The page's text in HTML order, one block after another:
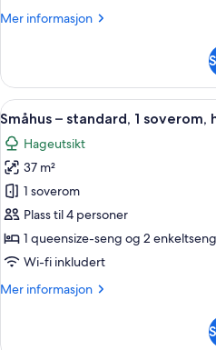
havutsikt
Mer informasjon
Mer
–
standard,
1
soverom,
havutsikt
Åpne
alle
bildene
av
Småhus
–
standard,
1
hageutsikt
6
Småhus – standard, 1 soverom,
Hageutsikt
37 m²
1 soverom
Plass til 4 personer
1 queensize-seng og 2
Wi-fi inkludert
Mer informasjon
Mer